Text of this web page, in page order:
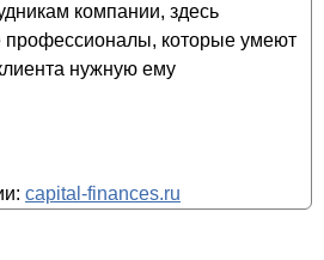
компании, здесь
профессионалы, которые умеют
нужную ему
capital-finances.ru